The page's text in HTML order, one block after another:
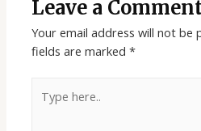
Leave a
Your email address will not be
fields are marked*